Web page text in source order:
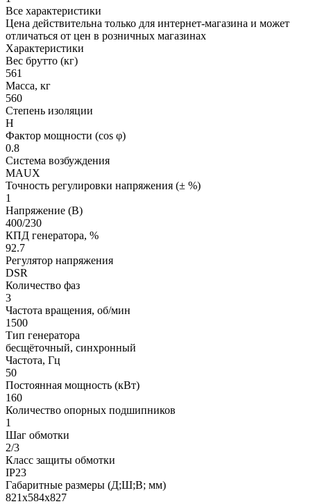
Все характеристики
Цена действительна только для интернет-магазина и может
отличаться от цен в розничных магазинах
Характеристики
Вес брутто (кг)
561
Масса, кг
560
Степень изоляции
H
Фактор мощности (cos φ)
0.8
Система возбуждения
MAUX
Точность регулировки напряжения (± %)
1
Напряжение (В)
400/230
КПД генератора, %
92.7
Регулятор напряжения
DSR
Количество фаз
3
Частота вращения, об/мин
1500
Тип генератора
бесщёточный, синхронный
Частота, Гц
50
Постоянная мощность (кВт)
160
Количество опорных подшипников
1
Шаг обмотки
2/3
Класс защиты обмотки
IP23
Габаритные размеры (Д;Ш;В; мм)
821х584х827